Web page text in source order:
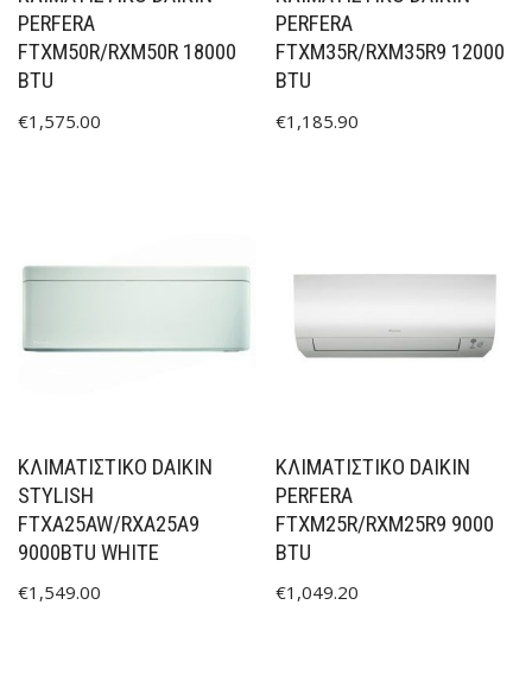
PERFERA
FTXM50R/RXM50R 18000
BTU
€1,575.00
PERFERA
FTXM35R/RXM35R9 12000
BTU
€1,185.90
ΚΛΙΜΑΤΙΣΤΙΚΟ DAIKIN
STYLISH
FTXA25AW/RXA25A9
9000BTU WHITE
€1,549.00
ΚΛΙΜΑΤΙΣΤΙΚΟ DAIKIN
PERFERA
FTXM25R/RXM25R9 9000
BTU
€1,049.20